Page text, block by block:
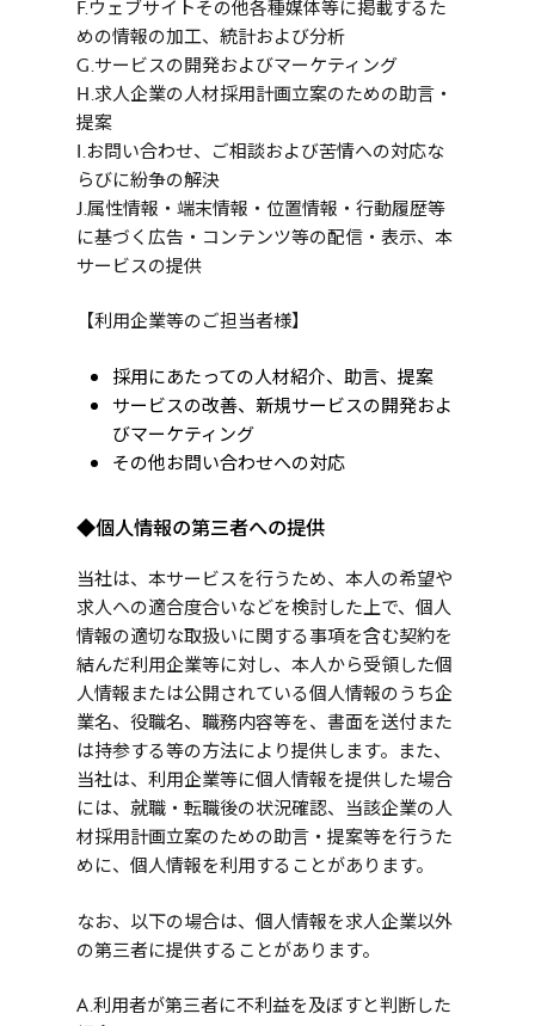
F.ウェブサイトその他各種媒体等に掲載するた
めの情報の加工、統計および分析
G.サービスの開発およびマーケティング
H.求人企業の人材採用計画立案のための助言・
提案
I.お問い合わせ、ご相談および苦情への対応な
らびに紛争の解決
J.属性情報・端末情報・位置情報・行動履歴等
に基づく広告・コンテンツ等の配信・表示、本
サービスの提供
【利用企業等のご担当者様】
採用にあたっての人材紹介、助言、提案
サービスの改善、新規サービスの開発およ
びマーケティング
その他お問い合わせへの対応
◆個人情報の第三者への提供
当社は、本サービスを行うため、本人の希望や
求人への適合度合いなどを検討した上で、個人
情報の適切な取扱いに関する事項を含む契約を
結んだ利用企業等に対し、本人から受領した個
人情報または公開されている個人情報のうち企
業名、役職名、職務内容等を、書面を送付また
は持参する等の方法により提供します。また、
当社は、利用企業等に個人情報を提供した場合
には、就職・転職後の状況確認、当該企業の人
材採用計画立案のための助言・提案等を行うた
めに、個人情報を利用することがあります。
なお、以下の場合は、個人情報を求人企業以外
の第三者に提供することがあります。
A.利用者が第三者に不利益を及ぼすと判断した